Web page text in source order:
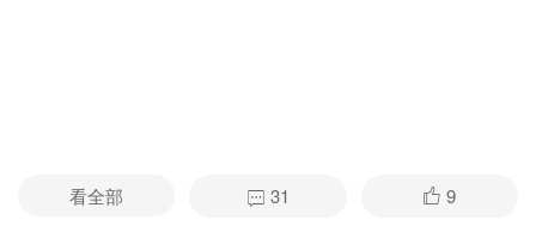
看全部 31 9